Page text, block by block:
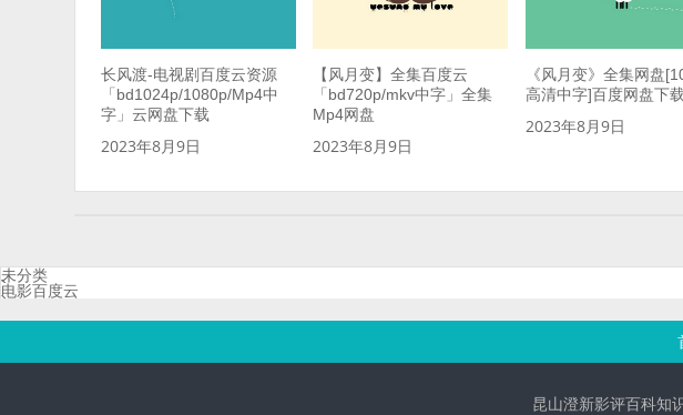
长风渡-电视剧百度云资源
「bd1024p/1080p/Mp4中
字」云网盘下载
2023年8月9日
【风月变】全集百度云
「bd720p/mkv中字」全集
Mp4网盘
2023年8月9日
《风月变》全集网盘
高清中字]百度网盘下
2023年8月9日
未分类
电影百度云
昆山澄新影评百科知